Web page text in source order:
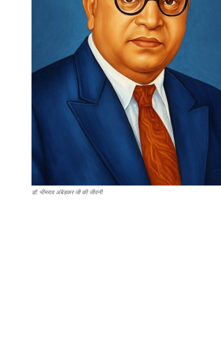
डॉ. भीमराव अंबेडकर जी की जीवनी